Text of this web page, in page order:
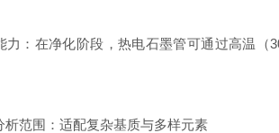
力：在净化阶段，热电石墨管可通过高温
析范围：适配复杂基质与多样元素